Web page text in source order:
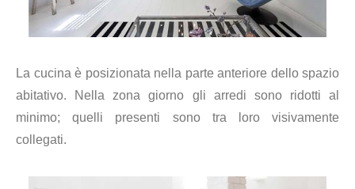
La cucina è posizionata nella parte anteriore dello spazio
abitativo. Nella zona giorno gli arredi sono ridotti al
minimo; quelli presenti sono tra loro visivamente
collegati.